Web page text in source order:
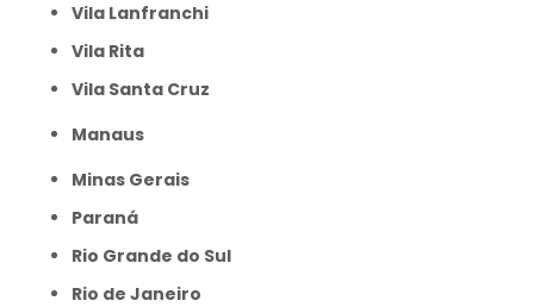
Vila Lanfranchi
Vila Rita
Vila Santa Cruz
Manaus
Minas Gerais
Paraná
Rio Grande do Sul
Rio de Janeiro